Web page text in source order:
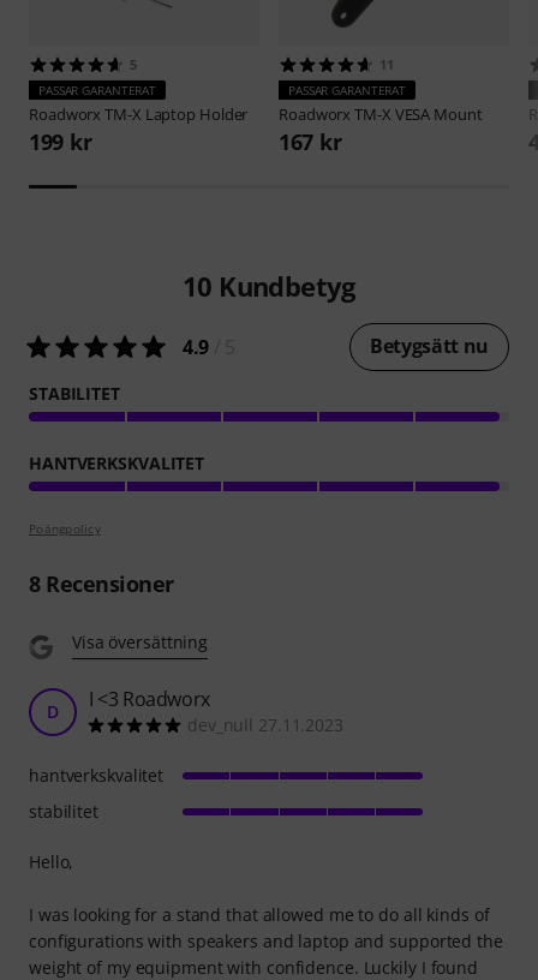
5
PASSAR GARANTERAT
RoadworxTM-X Laptop Holder
199 kr
11
PASSAR GARANTERAT
RoadworxTM-X VESA Mount
167 kr
10 Kundbetyg
4.9 Betygsätt nu
STABILITET
HANTVERKSKVALITET
Poängpolicy
8Recensioner
Visa översättning
D I <3 Roadworx
dev_null 27.11.2023
Hello,
I was looking for a stand that allowed me to do all kinds of
configurations with speakers and laptop and supported the
weight of my equipment with confidence. Luckily I found
hantverkskvalitet
stabilitet